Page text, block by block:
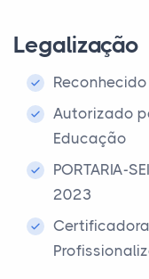
Legalização
Reconhecido
Autorizado
Educação
PORTARIA-
2023